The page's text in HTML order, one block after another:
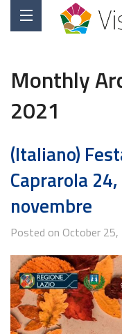
Monthly
2021
(Italiano)
Caprarola
novembre
Posted on October